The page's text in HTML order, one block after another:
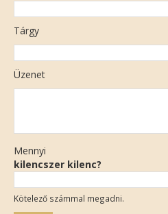
Tárgy
Üzenet
Mennyi
kilencszer kilenc?
Kötelező számmal megadni.